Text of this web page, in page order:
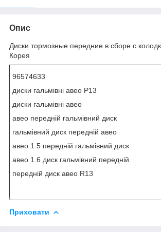
Опис
Диски тормозные передние в сборе с
Корея
96574633
диски гальмівні авео Р13
диски гальмівні авео
авео передній гальмівний диск
гальмівний диск передній авео
авео 1.5 передній гальмівний диск
авео 1.6 диск гальмівний передній
передній диск авео R13
Приховати